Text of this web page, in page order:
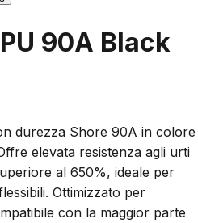
90A Black
durezza Shore 90A in colore
elevata resistenza agli urti
al 650%, ideale per
Ottimizzato per
con la maggior parte